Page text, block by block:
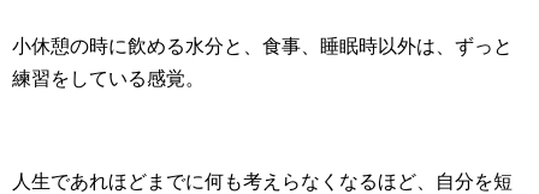
小休憩の時に飲める水分と、食事、睡眠時以外は、ずっと
練習をしている感覚。
人生であれほどまでに何も考えらなくなるほど、自分を短